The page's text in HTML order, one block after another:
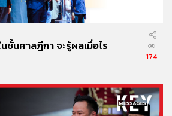
ชั้นศาลฎีกา จะรู้ผลเมื่อไร
174